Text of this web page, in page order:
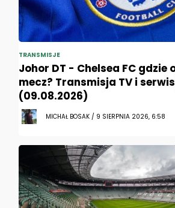
TRANSMISJE
Johor DT - Chelsea FC gdzie
mecz? Transmisja TV i
(09.08.2026)
MICHAŁ BOSAK / 9 SIERPNIA 2026, 6:58